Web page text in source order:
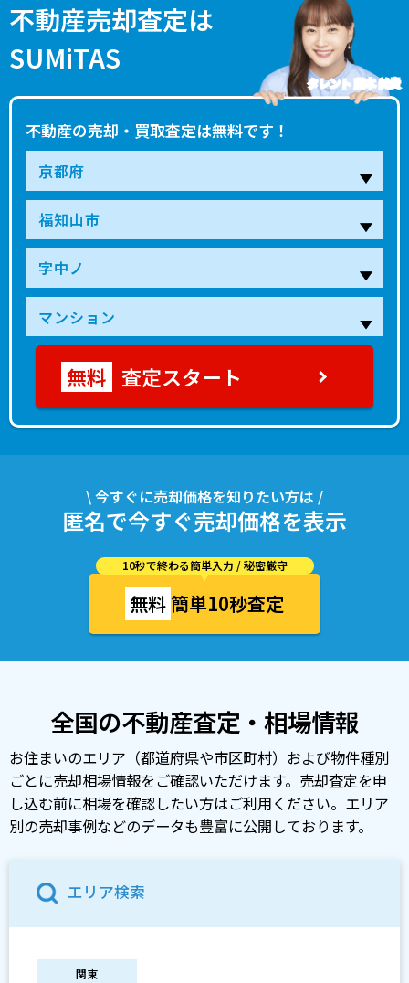
不動産売却査定は
SUMiTAS
不動産の売却・買取査定は無料です！
タレント 藤本 美貴
査定スタート
\ 今すぐに売却価格を知りたい方は /
匿名で今すぐ売却価格を表示
10秒で終わる簡単入力 / 秘密厳守
無料簡単10秒査定
全国の不動産査定・相場情報
お住まいのエリア（都道府県や市区町村）および物件種別
ごとに売却相場情報をご確認いただけます。売却査定を申
し込む前に相場を確認したい方はご利用ください。エリア
別の売却事例などのデータも豊富に公開しております。
エリア検索
関東